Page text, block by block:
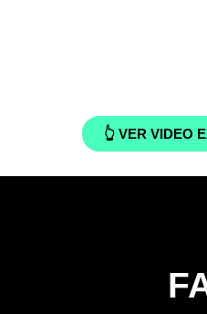
👆 VER VIDEO